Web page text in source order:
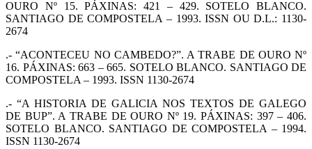
OURO Nº 15. PÁXINAS: 421 – 429. SOTELO BLANCO.
SANTIAGO DE COMPOSTELA – 1993. ISSN OU D.L.: 1130-
2674
.- “ACONTECEU NO CAMBEDO?”. A TRABE DE OURO Nº
16. PÁXINAS: 663 – 665. SOTELO BLANCO. SANTIAGO DE
COMPOSTELA – 1993. ISSN 1130-2674
.- “A HISTORIA DE GALICIA NOS TEXTOS DE GALEGO
DE BUP”. A TRABE DE OURO Nº 19. PÁXINAS: 397 – 406.
SOTELO BLANCO. SANTIAGO DE COMPOSTELA – 1994.
ISSN 1130-2674